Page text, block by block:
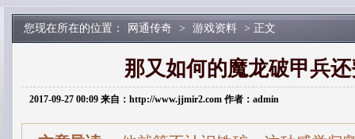
您现在所在的位置： 网通传奇 > 游戏资料 > 正文
那又如何的魔龙破甲兵
2017-09-27 00:09 来自：http://www.jjmir2.com 作者：admin